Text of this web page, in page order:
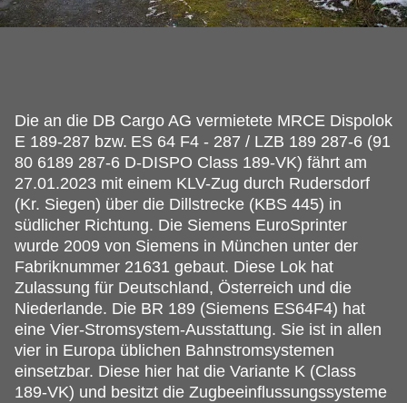
Die an die DB Cargo AG vermietete MRCE Dispolok
E 189-287 bzw. ES 64 F4 - 287 / LZB 189 287-6 (91
80 6189 287-6 D-DISPO Class 189-VK) fährt am
27.01.2023 mit einem KLV-Zug durch Rudersdorf
(Kr. Siegen) über die Dillstrecke (KBS 445) in
südlicher Richtung. Die Siemens EuroSprinter
wurde 2009 von Siemens in München unter der
Fabriknummer 21631 gebaut. Diese Lok hat
Zulassung für Deutschland, Österreich und die
Niederlande. Die BR 189 (Siemens ES64F4) hat
eine Vier-Stromsystem-Ausstattung. Sie ist in allen
vier in Europa üblichen Bahnstromsystemen
einsetzbar. Diese hier hat die Variante K (Class
189-VK) und besitzt die Zugbeeinflussungssysteme